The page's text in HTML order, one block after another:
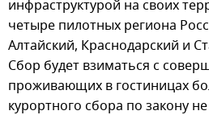
инфраструктурой на своих
четыре пилотных региона
Алтайский, Краснодарский и
Сбор будет взиматься с
проживающих в гостиницах
курортного сбора по закону